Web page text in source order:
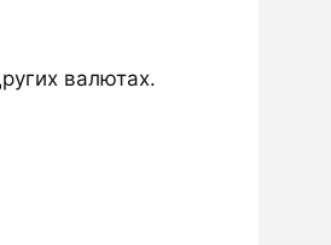
валютах.